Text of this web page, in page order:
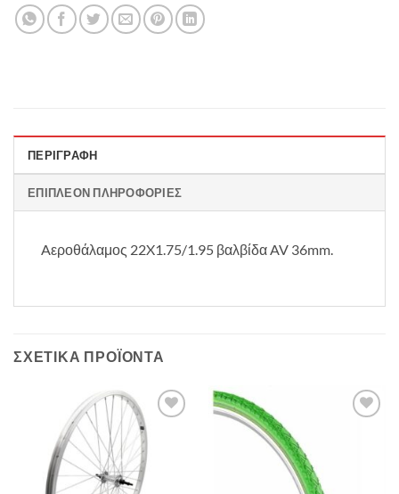
ΠΕΡΙΓΡΑΦΉ
ΕΠΙΠΛΈΟΝ ΠΛΗΡΟΦΟΡΊΕΣ
Aεροθάλαμος 22X1.75/1.95 βαλβίδα AV 36mm.
ΣΧΕΤΙΚΆ ΠΡΟΪΌΝΤΑ
Πρόσθήκη
στην λίστα
επιθυμιών